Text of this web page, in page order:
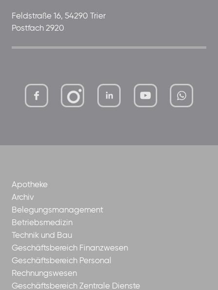
Feldstraße 16, 54290 Trier
Postfach 2920
mutterhaus-xMBTtqOwC1KKBww
Apotheke
Archiv
Belegungsmanagement
Betriebsmedizin
Technik und Bau
Geschäftsbereich Finanzwesen
Geschäftsbereich Personal
Rechnungswesen
Geschäftsbereich Zentrale Dienste